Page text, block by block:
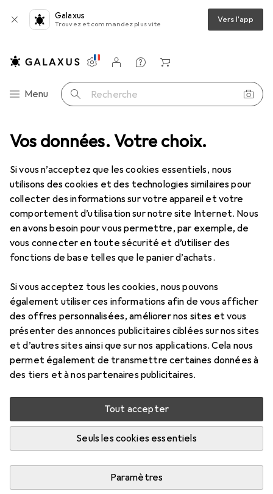
Vos données. Votre choix.
Si vous n’acceptez que les cookies essentiels, nous
utilisons des cookies et des technologies similaires pour
collecter des informations sur votre appareil et votre
comportement d’utilisation sur notre site Internet. Nous
en avons besoin pour vous permettre, par exemple, de
vous connecter en toute sécurité et d’utiliser des
fonctions de base telles que le panier d’achats.
Si vous acceptez tous les cookies, nous pouvons
également utiliser ces informations afin de vous afficher
des offres personnalisées, améliorer nos sites et vous
présenter des annonces publicitaires ciblées sur nos sites
et d’autres sites ainsi que sur nos applications. Cela nous
permet également de transmettre certaines données à
des tiers et à nos partenaires publicitaires.
Tout accepter
Seuls les cookies essentiels
Paramètres
Galaxus
Trouvez et commandez plus vite Vers l'app
Navigation par catégorie
Menu Recherche
Paramètres
Compte client
Listes de comparaison
Listes d'envies
Panier
Outils pneumatiques : accessoires Cejn Raccord fileté
CejnRaccord fileté
Prix en EUR TVA incl.
EUR
21,90
10
Évaluations Marque
Plus de produits Cejn
Livré entre lun, 17/8 et mer, 19/8
8 pièces en stock chez le fournisseur
Ajouter au panier
Comparer Ajouter à la liste
Livraison gratuite à partir de 39,– i